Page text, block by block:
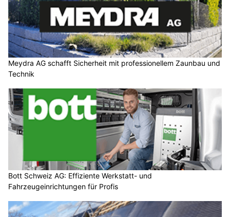
Meydra AG schafft Sicherheit mit professionellem Zaunbau und
Technik
Bott Schweiz AG: Effiziente Werkstatt- und
Fahrzeugeinrichtungen für Profis